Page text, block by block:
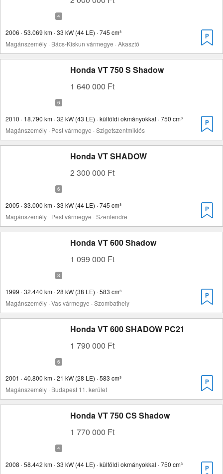
2006 · 53.069 km · 33 kW (44 LE) · 745 cm³
Magánszemély · Bács-Kiskun vármegye · Akasztó
Honda VT 750 S Shadow
1 640 000 Ft
2010 · 18.790 km · 32 kW (43 LE) · külföldi okmányokkal · 750 cm³
Magánszemély · Pest vármegye · Szigetszentmiklós
Honda VT SHADOW
2 300 000 Ft
2005 · 33.000 km · 33 kW (44 LE) · 745 cm³
Magánszemély · Pest vármegye · Szentendre
Honda VT 600 Shadow
1 099 000 Ft
1999 · 32.440 km · 28 kW (38 LE) · 583 cm³
Magánszemély · Vas vármegye · Szombathely
Honda VT 600 SHADOW PC21
1 790 000 Ft
2001 · 40.800 km · 21 kW (28 LE) · 583 cm³
Magánszemély · Budapest 11. kerület
Honda VT 750 CS Shadow
1 770 000 Ft
2008 · 58.442 km · 33 kW (44 LE) · külföldi okmányokkal · 750 cm³